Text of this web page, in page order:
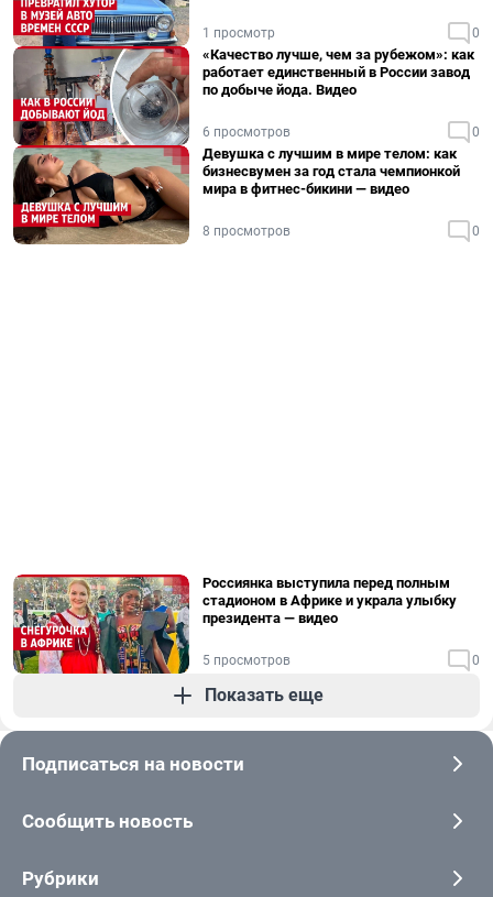
1 просмотр 0
«Качество лучше, чем за рубежом»: как
работает единственный в России завод
по добыче йода. Видео
6 просмотров 0
Девушка с лучшим в мире телом: как
бизнесвумен за год стала чемпионкой
мира в фитнес-бикини — видео
8 просмотров 0
Россиянка выступила перед полным
стадионом в Африке и украла улыбку
президента — видео
5 просмотров 0
Показать еще
Подписаться на новости
Сообщить новость
Рубрики